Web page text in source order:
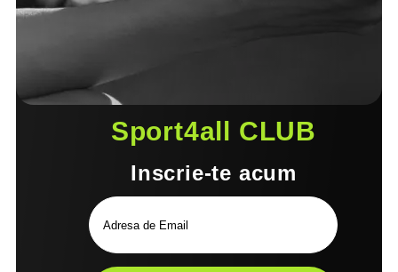
Sport4all CLUB
Inscrie-te acum